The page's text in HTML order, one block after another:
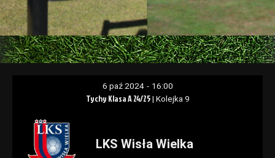
6 paź 2024 - 16:00
Tychy Klasa A 24/25 | Kolejka 9
LKS Wisła Wielka